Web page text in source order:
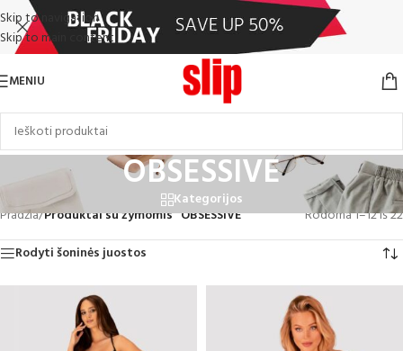
Skip to navigation
Skip to main content
MENIU
OBSESSIVE
Kategorijos
Pradžia/Produktai su žymomis “OBSESSIVE”
Rodoma 1–12 iš 22
Rodyti šoninės juostos